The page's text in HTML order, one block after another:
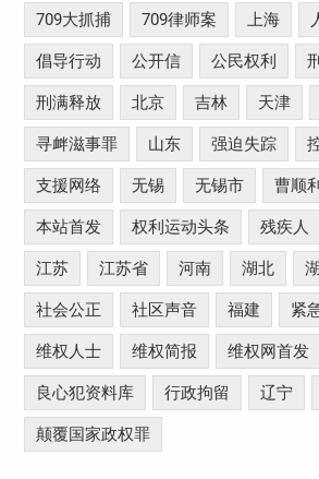
709大抓捕 709律师案 上海
倡导行动 公开信 公民权利
刑满释放 北京 吉林 天津
寻衅滋事罪 山东 强迫失踪
支援网络 无锡 无锡市 曹顺利
本站首发 权利运动头条 残疾人
江苏 江苏省 河南 湖北
社会公正 社区声音 福建 紧
维权人士 维权简报 维权网首发
良心犯资料库 行政拘留 辽宁
颠覆国家政权罪